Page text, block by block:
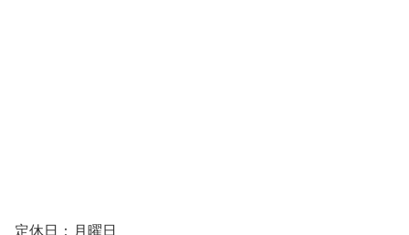
定休日：月曜日